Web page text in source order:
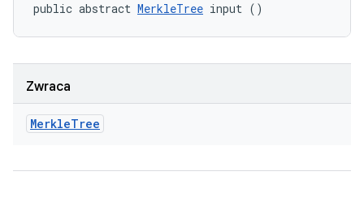
public abstract MerkleTree input ()
Zwraca
MerkleTree